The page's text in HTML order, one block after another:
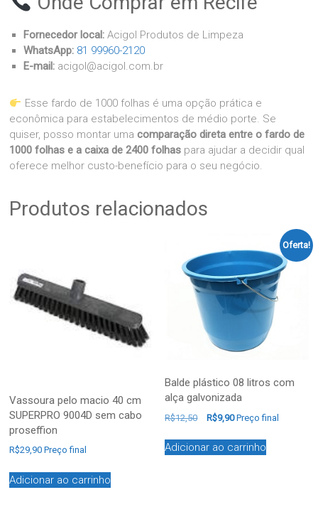
Fornecedor local: Acigol Produtos de Limpeza
WhatsApp: 81 99960-2120
E-mail: acigol@acigol.com.br
Esse fardo de 1000 folhas é uma opção prática e
econômica para estabelecimentos de médio porte. Se
quiser, posso montar umacomparação direta entre o fardo de
1000 folhas e a caixa de 2400 folhas para ajudar a decidir qual
oferece melhor custo-benefício para o seu negócio.
Produtos relacionados
Vassoura pelo macio 40 cm
SUPERPRO 9004D sem cabo
proseffion
R$29,90 Preço final
Adicionar ao carrinho
Oferta!
Balde plástico 08 litros com
alça galvonizada
R$12,50 R$9,90 Preço final
Adicionar ao carrinho